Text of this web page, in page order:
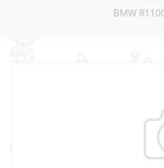
BMW